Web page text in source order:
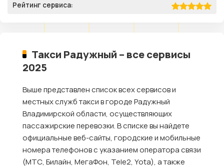
Рейтинг сервиса:
Такси Радужный – все сервисы
2025
Выше представлен список всех сервисов и
местных служб такси в городе Радужный
Владимирской области, осуществляющих
пассажирские перевозки. В списке вы найдете
официальные веб-сайты, городские и мобильные
номера телефонов с указанием оператора связи
(МТС, Билайн, МегаФон, Tele2, Yota), а также